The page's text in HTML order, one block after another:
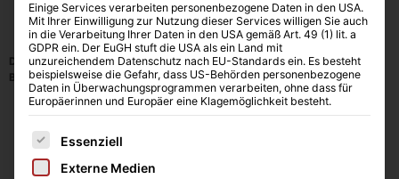
Die Herren 4 schafften ebenfalls den Aufstieg in die Bezirksklasse 2!
Bravo!
Einige Services verarbeiten personenbezogene Daten in den USA.
Mit Ihrer Einwilligung zur Nutzung dieser Services willigen Sie auch
in die Verarbeitung Ihrer Daten in den USA gemäß Art. 49 (1) lit. a
GDPR ein. Der EuGH stuft die USA als ein Land mit
unzureichendem Datenschutz nach EU-Standards ein. Es besteht
beispielsweise die Gefahr, dass US-Behörden personenbezogene
Daten in Überwachungsprogrammen verarbeiten, ohne dass für
Europäerinnen und Europäer eine Klagemöglichkeit besteht.
Es folgt eine Liste der Service-Gruppen, für die eine Einwilligung erteilt
Essenziell
Externe Medien